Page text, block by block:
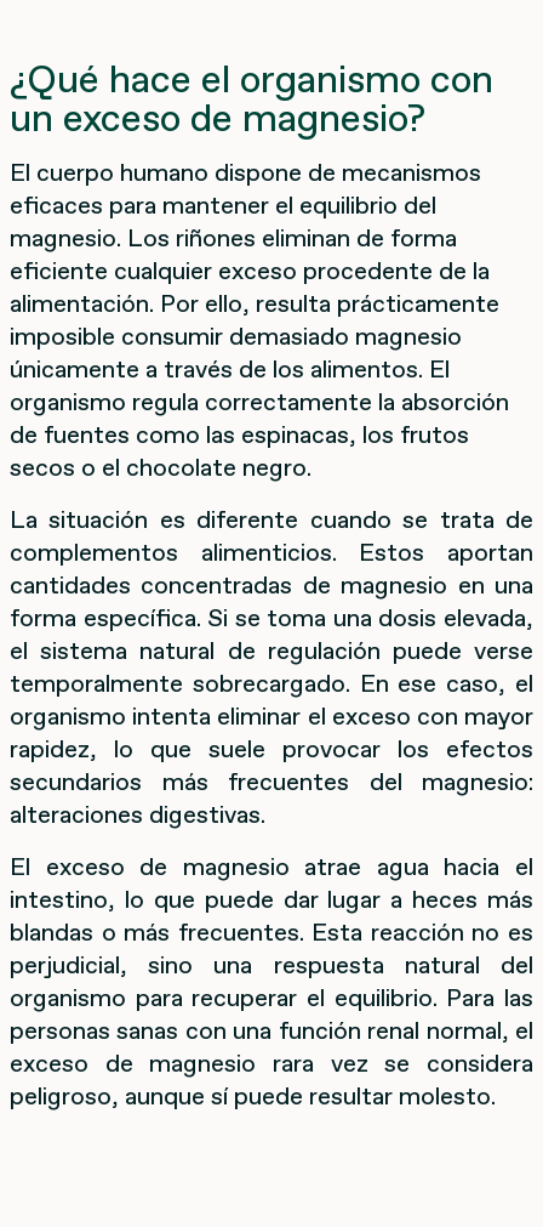
¿Qué hace el organismo con
un exceso de magnesio?
El cuerpo humano dispone de mecanismos
eficaces para mantener el equilibrio del
magnesio. Los riñones eliminan de forma
eficiente cualquier exceso procedente de la
alimentación. Por ello, resulta prácticamente
imposible consumir demasiado magnesio
únicamente a través de los alimentos. El
organismo regula correctamente la absorción
de fuentes como las espinacas, los frutos
secos o el chocolate negro.
La situación es diferente cuando se trata de
complementos alimenticios. Estos aportan
cantidades concentradas de magnesio en una
forma específica. Si se toma una dosis elevada,
el sistema natural de regulación puede verse
temporalmente sobrecargado. En ese caso, el
organismo intenta eliminar el exceso con mayor
rapidez, lo que suele provocar los efectos
secundarios más frecuentes del magnesio:
alteraciones digestivas.
El exceso de magnesio atrae agua hacia el
intestino, lo que puede dar lugar a heces más
blandas o más frecuentes. Esta reacción no es
perjudicial, sino una respuesta natural del
organismo para recuperar el equilibrio. Para las
personas sanas con una función renal normal, el
exceso de magnesio rara vez se considera
peligroso, aunque sí puede resultar molesto.